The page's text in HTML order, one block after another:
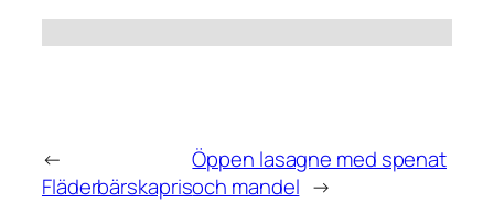
←
Fläderbärskapris
Öppen lasagne med spenat
och mandel →